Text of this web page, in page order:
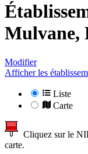
Mulvane,
Modifier
Afficher les
Liste
Carte
Cliquez sur le
carte.